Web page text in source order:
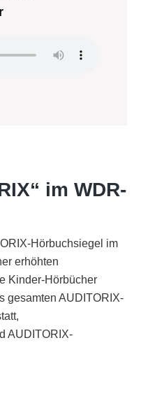
im WDR-
Hörbuchsiegel im
erhöhten
Kinder-Hörbücher
gesamten AUDITORIX-
AUDITORIX-